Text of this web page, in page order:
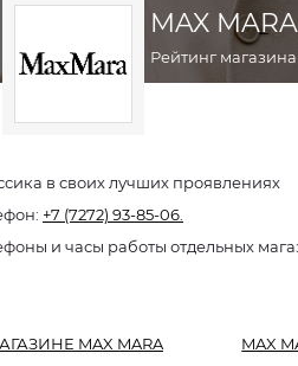
MAX
Рейтинг магазина
в своих лучших проявлениях
+7 (7272) 93-85-06.
и часы работы отдельных
MAX MARA MAX